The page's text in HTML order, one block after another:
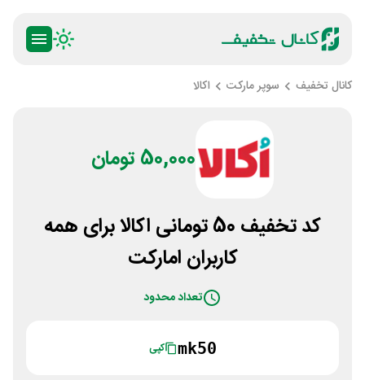
کانال تخفیف سوپر مارکت اکالا
50,000 تومان
کد تخفیف 50 تومانی اکالا برای همه
کاربران امارکت
تعداد محدود
mk50 کپی